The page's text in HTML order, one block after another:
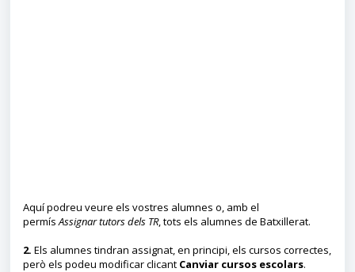
Aquí podreu veure els vostres alumnes o, amb el
permísAssignar tutors dels TR, tots els alumnes de Batxillerat.
2. Els alumnes tindran assignat, en principi, els cursos correctes,
però els podeu modificar clicant Canviar cursos escolars.